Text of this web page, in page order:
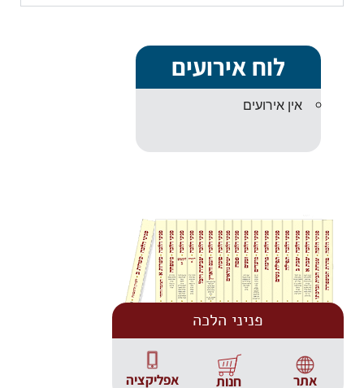
לוח אירועים
אין אירועים
פניני הלכה
אתר חנות אפליקציה